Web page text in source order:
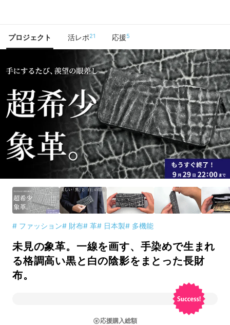
プロジェクト 活レポ21 応援5
# ファッション# 財布# 革# 日本製# 多機能
未見の象革。一線を画す、手染めで生まれ
る格調高い黒と白の陰影をまとった長財
布。
応援購入総額